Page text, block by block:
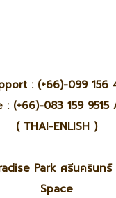
: (+66)-099 156
: (+66)-083 159 9515
( THAI-ENLISH )
Park ศรีนครินทร์
Space